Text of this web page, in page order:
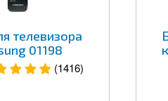
телевизора
01198
(1416)